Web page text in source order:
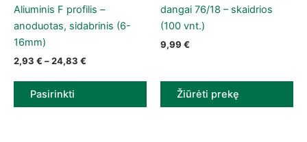
Aliuminis F profilis –
anoduotas, sidabrinis (6-
16mm)
2,93 € –24,83 €
Pasirinkti
dangai 76/18 – skaidrios
(100 vnt.)
9,99 €
Žiūrėti prekę